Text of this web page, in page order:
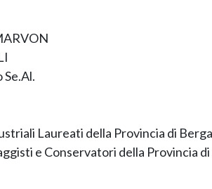
Laureati della Provincia di
e Conservatori della Provincia